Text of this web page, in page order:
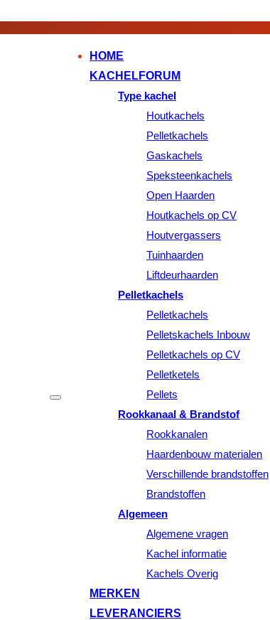
HOME
KACHELFORUM
Type kachel
Houtkachels
Pelletkachels
Gaskachels
Speksteenkachels
Open Haarden
Houtkachels op CV
Houtvergassers
Tuinhaarden
Liftdeurhaarden
Pelletkachels
Pelletkachels
Pelletskachels Inbouw
Pelletkachels op CV
Pelletketels
Pellets
Rookkanaal & Brandstof
Rookkanalen
Haardenbouw materialen
Verschillende brandstoffen
Brandstoffen
Algemeen
Algemene vragen
Kachel informatie
Kachels Overig
MERKEN
LEVERANCIERS